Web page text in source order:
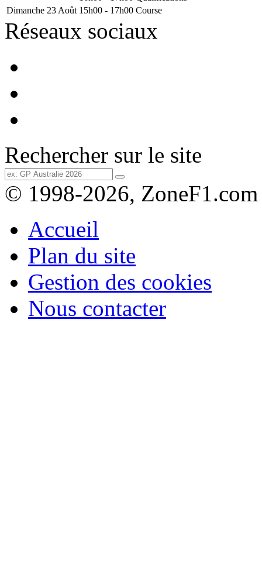
Dimanche 23 Août 15h00 - 17h00 Course
Réseaux sociaux
Rechercher sur le site
© 1998-2026, ZoneF1.com
Accueil
Plan du site
Gestion des cookies
Nous contacter